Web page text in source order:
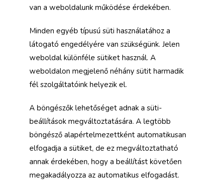
van a weboldalunk működése érdekében.
Minden egyéb típusú süti használatához a
látogató engedélyére van szükségünk. Jelen
weboldal különféle sütiket használ. A
weboldalon megjelenő néhány sütit harmadik
fél szolgáltatóink helyezik el.
A böngészők lehetőséget adnak a süti-
beállítások megváltoztatására. A legtöbb
böngésző alapértelmezettként automatikusan
elfogadja a sütiket, de ez megváltoztatható
annak érdekében, hogy a beállítást követően
megakadályozza az automatikus elfogadást.